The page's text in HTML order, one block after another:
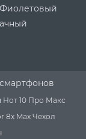
Фиолетовый
10 Про Макс
8x Max Чехол